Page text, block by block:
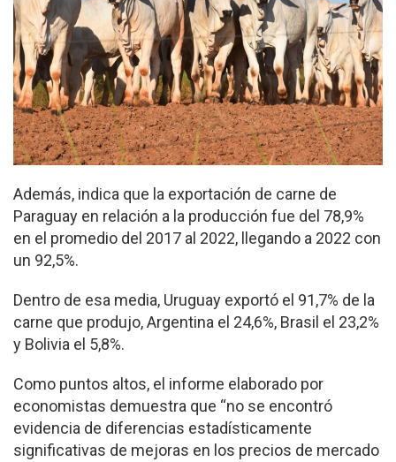
Además, indica que la exportación de carne de
Paraguay en relación a la producción fue del 78,9%
en el promedio del 2017 al 2022, llegando a 2022 con
un 92,5%.
Dentro de esa media, Uruguay exportó el 91,7% de la
carne que produjo, Argentina el 24,6%, Brasil el 23,2%
y Bolivia el 5,8%.
Como puntos altos, el informe elaborado por
economistas demuestra que “no se encontró
evidencia de diferencias estadísticamente
significativas de mejoras en los precios de mercado